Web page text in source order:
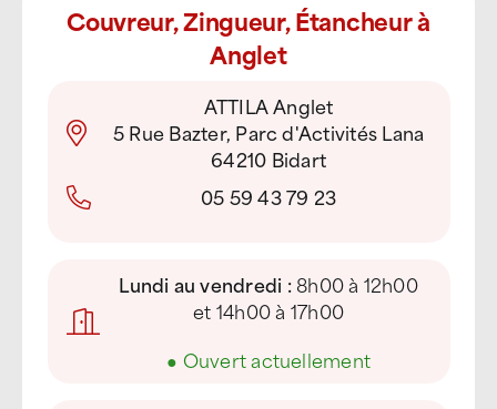
Couvreur, Zingueur, Étancheur à
Anglet
ATTILA Anglet
5 Rue Bazter, Parc d'Activités Lana
64210 Bidart
05 59 43 79 23
Lundi au vendredi :8h00 à 12h00
et 14h00 à 17h00
● Ouvert actuellement